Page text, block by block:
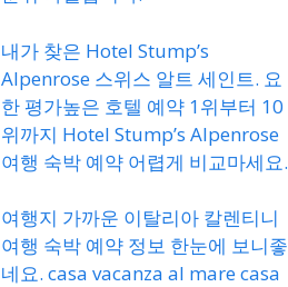
내가 찾은 Hotel Stump’s
Alpenrose 스위스 알트 세인트. 요
한 평가높은 호텔 예약 1위부터 10
위까지 Hotel Stump’s Alpenrose
여행 숙박 예약 어렵게 비교마세요.
여행지 가까운 이탈리아 칼렌티니
여행 숙박 예약 정보 한눈에 보니좋
네요. casa vacanza al mare casa